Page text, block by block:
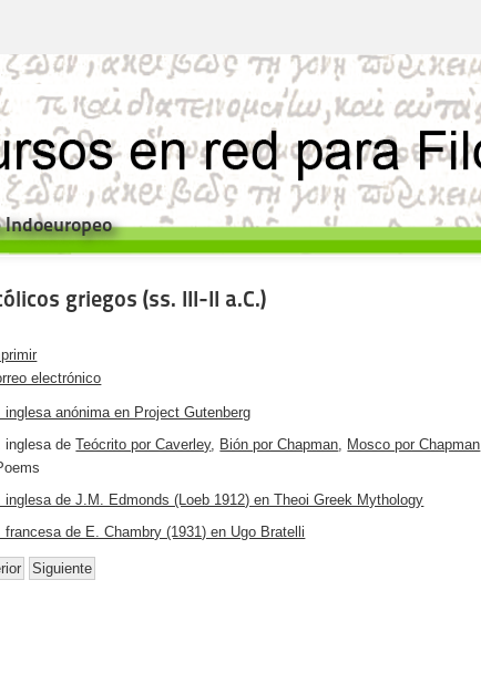
griegos (ss. III-II a.C.)
electrónico
inglesa anónima en Project Gutenberg
inglesa deTeócrito por Caverley, Bión por Chapman Mosco por Chapman
inglesa de J.M. Edmonds (Loeb 1912) en Theoi Greek Mythology
francesa de E. Chambry (1931) en Ugo Bratelli
Siguiente